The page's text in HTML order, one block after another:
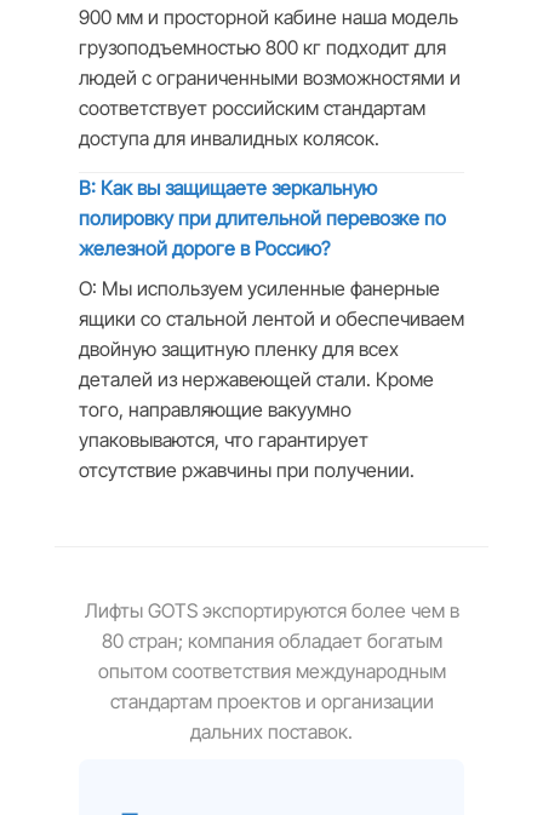
900 мм и просторной кабине наша модель
грузоподъемностью 800 кг подходит для
людей с ограниченными возможностями и
соответствует российским стандартам
доступа для инвалидных колясок.
В: Как вы защищаете зеркальную
полировку при длительной перевозке по
железной дороге в Россию?
О: Мы используем усиленные фанерные
ящики со стальной лентой и обеспечиваем
двойную защитную пленку для всех
деталей из нержавеющей стали. Кроме
того, направляющие вакуумно
упаковываются, что гарантирует
отсутствие ржавчины при получении.
Лифты GOTS экспортируются более чем в
80 стран; компания обладает богатым
опытом соответствия международным
стандартам проектов и организации
дальних поставок.